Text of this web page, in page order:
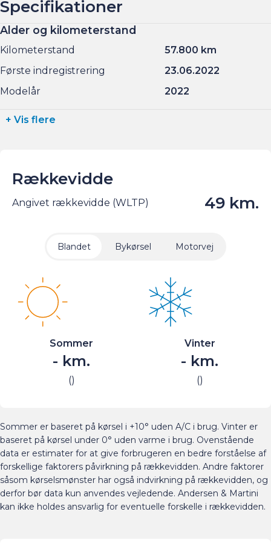
Specifikationer
Alder og kilometerstand
Kilometerstand
57.800 km
Første indregistrering
23.06.2022
Modelår
2022
+ Vis flere
Rækkevidde
Angivet rækkevidde (WLTP) 49 km.
Blandet Bykørsel Motorvej
Sommer
- km.
()
Vinter
- km.
()
Sommer er baseret på kørsel i +10° uden A/C i brug. Vinter er
baseret på kørsel under 0° uden varme i brug. Ovenstående
data er estimater for at give forbrugeren en bedre forståelse af
forskellige faktorers påvirkning på rækkevidden. Andre faktorer
såsom kørselsmønster har også indvirkning på rækkevidden, og
derfor bør data kun anvendes vejledende. Andersen & Martini
kan ikke holdes ansvarlig for eventuelle forskelle i rækkevidden.